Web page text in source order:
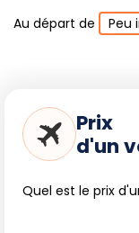
équipez-vous
l'observation des
Vie locale,
De nombreux
gourmandes
Au départ de Peu
Prix
d'un
Quel est le prix